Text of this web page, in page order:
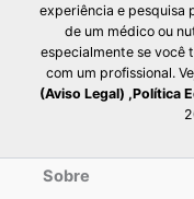
experiência e pesquisa
de um médico ou
especialmente se você
com um profissional.
(Aviso Legal) ,Política
Sobre